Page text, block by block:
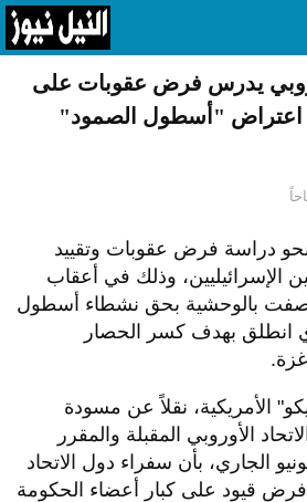
يدرس فرض عقوبات على
اعتراض "أسطول الصمود"
نحو دراسة فرض عقوبات وتقييد
الإسرائيليين، وذلك في أعقاب
وُصفت بالوحشية بحق نشطاء أسطول
انطلق بهدف كسر الحصار
الأمريكية، نقلاً عن مسودة
الأوروبي المقبلة والمقرر
يومي 18 و19 يونيو الجاري، بأن سفراء دول الاتحاد
قيود على كبار أعضاء الحكومة